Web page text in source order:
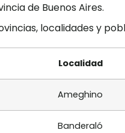
de Buenos Aires.
localidades y
Localidad
Ameghino
Banderaló